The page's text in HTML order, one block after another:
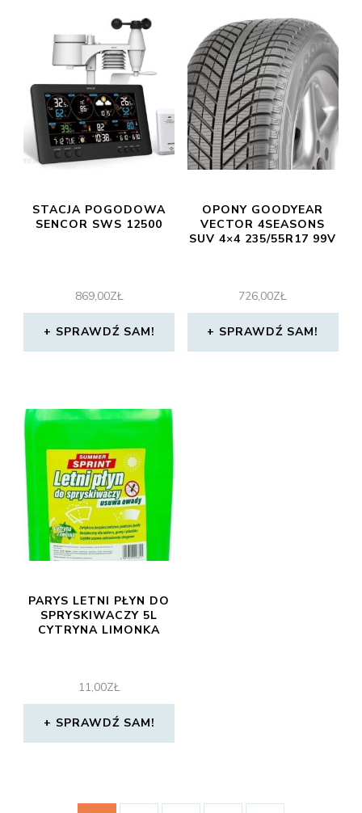
STACJA POGODOWA
SENCOR SWS 12500
869,00ZŁ
SPRAWDŹ SAM!
OPONY GOODYEAR
VECTOR 4SEASONS
SUV 4×4 235/55R17 99V
726,00ZŁ
SPRAWDŹ SAM!
PARYS LETNI PŁYN DO
SPRYSKIWACZY 5L
CYTRYNA LIMONKA
11,00ZŁ
SPRAWDŹ SAM!